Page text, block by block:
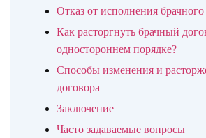
Отказ от исполнения брачного
Как расторгнуть брачный
одностороннем порядке?
Способы изменения и
договора
Заключение
Часто задаваемые вопросы